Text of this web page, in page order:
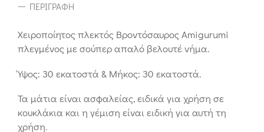
ΠΕΡΙΓΡΑΦΉ
Χειροποίητος πλεκτός Βροντόσαυρος Amigurumi
πλεγμένος με σούπερ απαλό βελουτέ νήμα.
Ύψος: 30 εκατοστά & Μήκος: 30 εκατοστά.
Τα μάτια είναι ασφαλείας, ειδικά για χρήση σε
κουκλάκια και η γέμιση είναι ειδική για αυτή τη
χρήση.